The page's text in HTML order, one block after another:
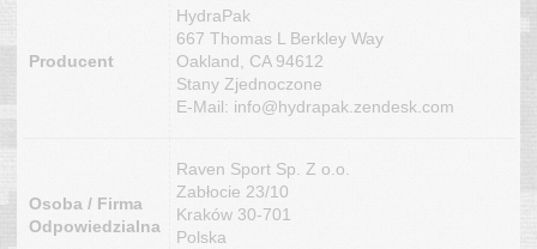
Producent
HydraPak
667 Thomas L Berkley Way
Oakland, CA 94612
Stany Zjednoczone
E-Mail: info@hydrapak.zendesk.com
Osoba / Firma
Odpowiedzialna
Raven Sport Sp. Z o.o.
Zabłocie 23/10
Kraków 30-701
Polska